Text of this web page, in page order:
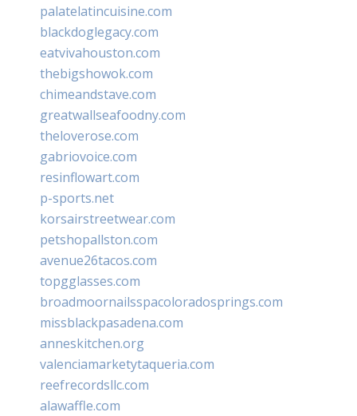
palatelatincuisine.com
blackdoglegacy.com
eatvivahouston.com
thebigshowok.com
chimeandstave.com
greatwallseafoodny.com
theloverose.com
gabriovoice.com
resinflowart.com
p-sports.net
korsairstreetwear.com
petshopallston.com
avenue26tacos.com
topgglasses.com
broadmoornailsspacoloradosprings.com
missblackpasadena.com
anneskitchen.org
valenciamarketytaqueria.com
reefrecordsllc.com
alawaffle.com